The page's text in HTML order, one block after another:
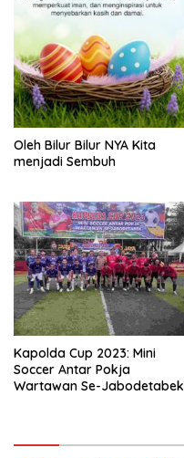
Oleh Bilur Bilur NYA Kita
menjadi Sembuh
Kapolda Cup 2023: Mini
Soccer Antar Pokja
Wartawan Se-Jabodetabek